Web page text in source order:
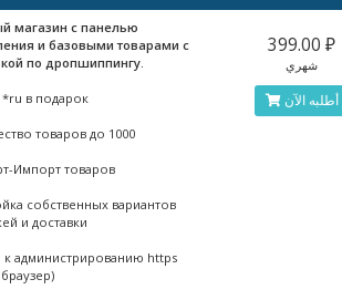
магазин с панелью
и базовыми товарами с
по дропшиппингу.
в подарок
товаров до 1000
Импорт товаров
собственных вариантов
и доставки
к администрированию https
399.00 ₽
شهري
أطلبه الآن